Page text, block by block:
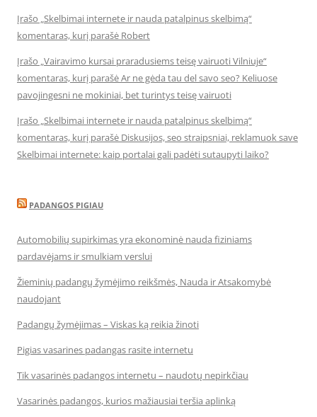
Įrašo „Skelbimai internete ir nauda patalpinus skelbimą“
komentaras, kurį parašė Robert
Įrašo „Vairavimo kursai praradusiems teisę vairuoti Vilniuje“
komentaras, kurį parašė Ar ne gėda tau del savo seo? Keliuose
pavojingesni ne mokiniai, bet turintys teisę vairuoti
Įrašo „Skelbimai internete ir nauda patalpinus skelbimą“
komentaras, kurį parašė Diskusijos, seo straipsniai, reklamuok save
Skelbimai internete: kaip portalai gali padėti sutaupyti laiko?
PADANGOS PIGIAU
Automobilių supirkimas yra ekonominė nauda fiziniams
pardavėjams ir smulkiam verslui
Žieminių padangų žymėjimo reikšmės, Nauda ir Atsakomybė
naudojant
Padangų žymėjimas – Viskas ką reikia žinoti
Pigias vasarines padangas rasite internetu
Tik vasarinės padangos internetu – naudotų nepirkčiau
Vasarinės padangos, kurios mažiausiai teršia aplinką